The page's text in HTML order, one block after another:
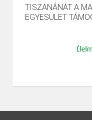
TISZANÁNÁT A
EGYESÜLET